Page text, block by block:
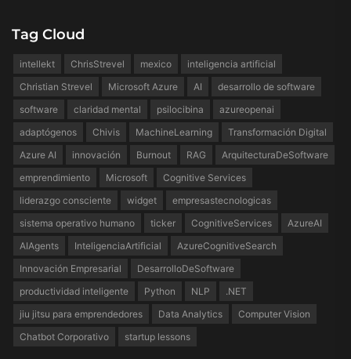
Tag Cloud
intellekt ChrisStrevel mexico
inteligencia artificial
Christian Strevel
Microsoft Azure AI
desarrollo de software
software
claridad mental psilocibina
azureopenai
adaptógenos
Chivis MachineLearning
Transformación Digital
Azure AI
innovación Burnout RAG
ArquitecturaDeSoftware
emprendimiento
Microsoft
Cognitive Services
liderazgo consciente
widget
empresastecnologicas
sistema operativo humano
ticker CognitiveServices
AzureAI
AIAgents
InteligenciaArtificial
AzureCognitiveSearch
Innovación Empresarial
DesarrolloDeSoftware
productividad inteligente
Python NLP
.NET
jiu jitsu para emprendedores
Data Analytics
Computer Vision
Chatbot Corporativo
startup lessons